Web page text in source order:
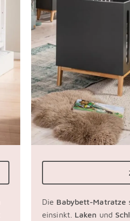
Die Babybett-Matratze
einsinkt. Laken und